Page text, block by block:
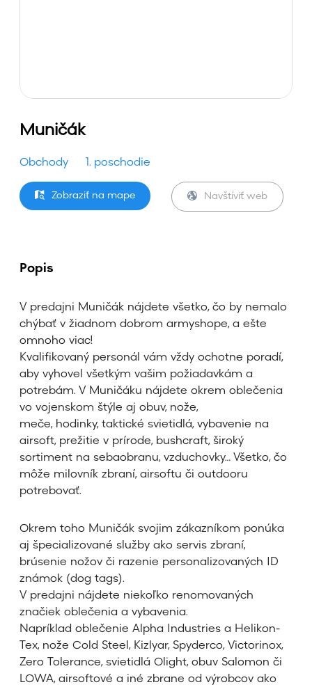
Muničák
Obchody 1. poschodie
Zobraziť na mape Navštíviť web
Popis
V predajni Muničák nájdete všetko, čo by nemalo
chýbať v žiadnom dobrom armyshope, a ešte
omnoho viac!
Kvalifikovaný personál vám vždy ochotne poradí,
aby vyhovel všetkým vašim požiadavkám a
potrebám. V Muničáku nájdete okrem oblečenia
vo vojenskom štýle aj obuv, nože,
meče, hodinky, taktické svietidlá, vybavenie na
airsoft, prežitie v prírode, bushcraft, široký
sortiment na sebaobranu, vzduchovky… Všetko, čo
môže milovník zbraní, airsoftu či outdooru
potrebovať.
Okrem toho Muničák svojim zákazníkom ponúka
aj špecializované služby ako servis zbraní,
brúsenie nožov či razenie personalizovaných ID
známok (dog tags).
V predajni nájdete niekoľko renomovaných
značiek oblečenia a vybavenia.
Napríklad oblečenie Alpha Industries a Helikon-
Tex, nože Cold Steel, Kizlyar, Spyderco, Victorinox,
Zero Tolerance, svietidlá Olight, obuv Salomon či
LOWA, airsoftové a iné zbrane od výrobcov ako